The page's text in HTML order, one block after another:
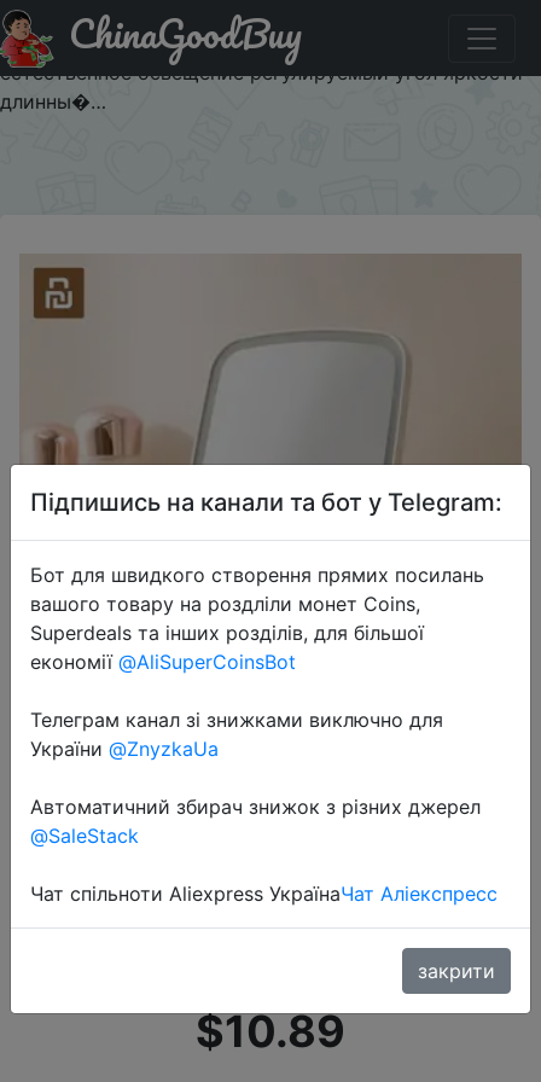
Придбати Jordan & judy светодиодное зеркало для
макияжа сенсорное управление светодиодное
естественное освещение регулируемый угол яркости
длинны�…
ChinaGoodBuy
2020-11-10
Jordan & judy светодиодное
зеркало для макияжа сенсорное
управление светодиодное
регулируемый угол яркости
$10.89
Підпишись на канали та бот у Telegram:
Бот для швидкого створення прямих посилань
вашого товару на роздліли монет Coins,
Superdeals та інших розділів, для більшої
економії @AliSuperCoinsBot
Телеграм канал зі знижками виключно для
України @ZnyzkaUa
Автоматичний збирач знижок з різних джерел
@SaleStack
Чат спільноти Aliexpress УкраїнаЧат Аліекспресс
закрити